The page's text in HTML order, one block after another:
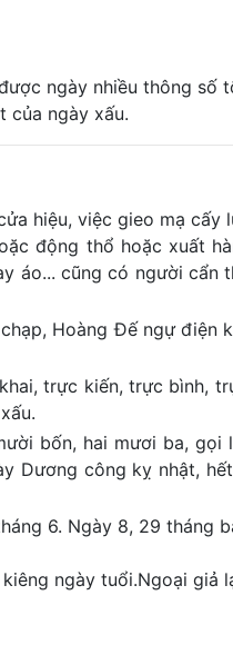
ngày nhiều thông số
của ngày xấu.
hiệu, việc gieo mạ cấy
động thổ hoặc xuất
áo... cũng có người cẩn
Hoàng Đế ngự điện
trực kiến, trực bình,
bốn, hai mươi ba, gọi
Dương công kỵ nhật,
6. Ngày 8, 29 tháng
ngày tuổi.Ngoại giả